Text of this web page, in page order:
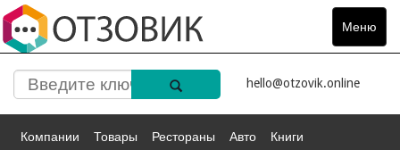
Меню
Toggle
hello@otzovik.online
Компании Товары Рестораны Авто Книги